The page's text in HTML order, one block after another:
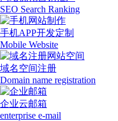
SEO Search Ranking
手机APP开发定制
Mobile Website
域名空间注册
Domain name registration
企业云邮箱
enterprise e-mail